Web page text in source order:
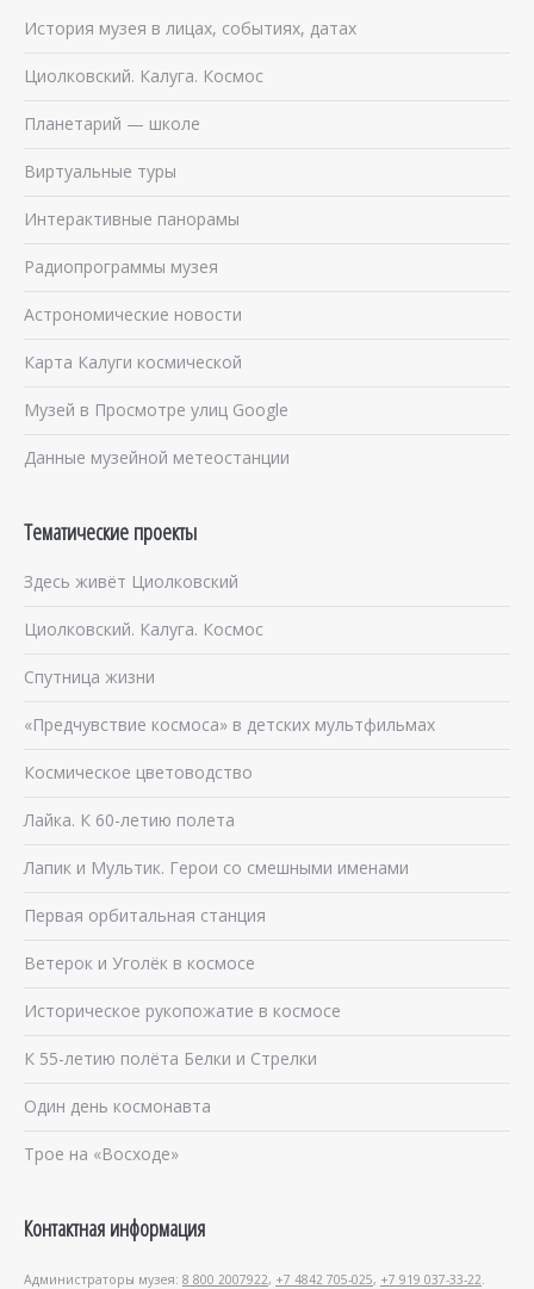
История музея в лицах, событиях, датах
Циолковский. Калуга. Космос
Планетарий — школе
Виртуальные туры
Интерактивные панорамы
Радиопрограммы музея
Астрономические новости
Карта Калуги космической
Музей в Просмотре улиц Google
Данные музейной метеостанции
Тематические проекты
Здесь живёт Циолковский
Циолковский. Калуга. Космос
Спутница жизни
«Предчувствие космоса» в детских мультфильмах
Космическое цветоводство
Лайка. К 60-летию полета
Лапик и Мультик. Герои со смешными именами
Первая орбитальная станция
Ветерок и Уголёк в космосе
Историческое рукопожатие в космосе
К 55-летию полёта Белки и Стрелки
Один день космонавта
Трое на «Восходе»
Контактная информация
Администраторы музея: 8 800 2007922, +7 4842 705-025, +7 919 037-33-22.